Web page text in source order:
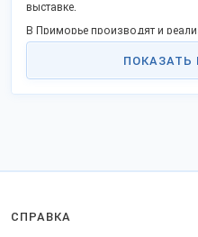
выставке.
В Приморье производят и
Строительные бетонные смеси
компаниями.
СПРАВКА